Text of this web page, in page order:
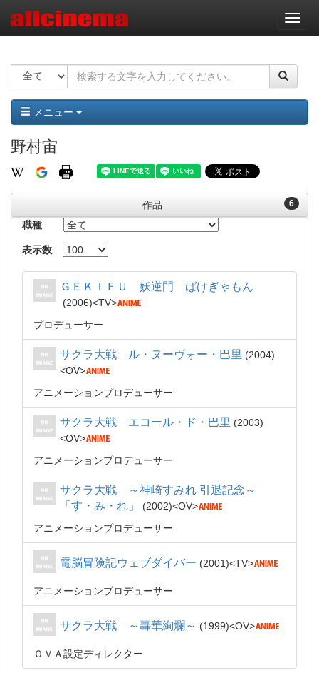
ナ
ビ
ー
ョ
ン
メニュー
野村宙
6
作品
職種
表示数
ＧＥＫＩＦＵ 妖逆門 ばけぎゃもん
2006
TV
プロデューサー
サクラ大戦 ル・ヌーヴォー・巴里
2004
OV
アニメーションプロデューサー
サクラ大戦 エコール・ド・巴里
2003
OV
アニメーションプロデューサー
サクラ大戦 ～神崎すみれ 引退記念～
「す・み・れ」
2002
OV
アニメーションプロデューサー
電脳冒険記ウェブダイバー 2001 TV
アニメーションプロデューサー
サクラ大戦 ～轟華絢爛～ 1999 OV
ＯＶＡ設定ディレクター